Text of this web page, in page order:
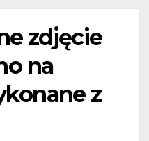
zdjęcie
na
z